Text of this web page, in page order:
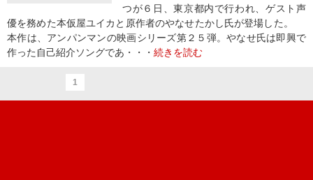
つが６日、東京都内で行われ、ゲスト声
優を務めた本仮屋ユイカと原作者のやなせたかし氏が登場した。
本作は、アンパンマンの映画シリーズ第２５弾。やなせ氏は即興で
作った自己紹介ソングであ・・・ 続きを読む
1